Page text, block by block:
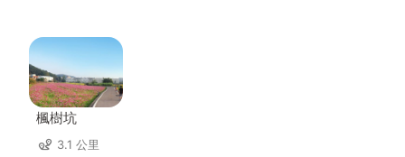
楓樹坑
3.1 公里